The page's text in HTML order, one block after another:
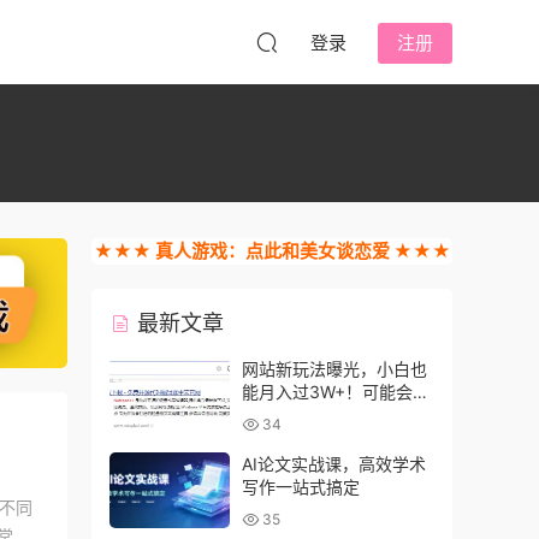
登录 注册
同
★★★ 真人游戏：点此和美女谈恋爱 ★★★
最新文章
网站新玩法曝光，小白也
能月入过3W+！可能会得
罪收费的人
34
AI论文实战课，高效学术
写作一站式搞定
35